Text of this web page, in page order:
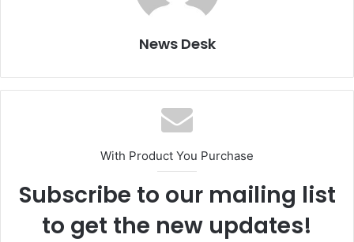
News Desk
With Product You Purchase
Subscribe to our mailing list
to get the new updates!